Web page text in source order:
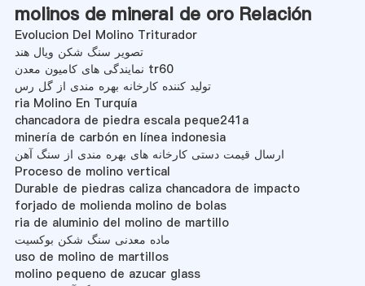
molinos de mineral de oro Relación
Evolucion Del Molino Triturador
تصویر سنگ شکن ویال هند
نمایندگی های کامیون معدن tr60
تولید کننده کارخانه بهره مندی از گل رس
ria Molino En Turquía
chancadora de piedra escala peque241a
minería de carbón en línea indonesia
ارسال قیمت دستی کارخانه های بهره مندی از سنگ آهن
Proceso de molino vertical
Durable de piedras caliza chancadora de impacto
forjado de molienda molino de bolas
ria de aluminio del molino de martillo
ماده معدنی سنگ شکن بوکسیت
uso de molino de martillos
molino pequeno de azucar glass